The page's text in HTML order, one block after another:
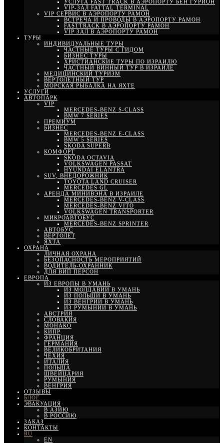
УСЛУГА FAST TRACK В АЭРОПОРТУ БЕН ГУРИОН
VIP-ЗАЛ FATTAL TERMINAL
VIP СЕРВИС В АЭРОПОРТУ РАМОН
ВСТРЕЧА И ПРОВОДЫ В АЭРОПОРТУ РАМОН
FASTTRACK В АЭРОПОРТУ РАМОН
VIP ЗАЛ В АЭРОПОРТУ РАМОН
ТУРЫ
ИНДИВИДУАЛЬНЫЕ ТУРЫ
ЧАСТНЫЕ ТУРЫ С ГИДОМ
БИЗНЕС ТУРЫ
ХРИСТИАНСКИЕ ТУРЫ ПО ИЗРАИЛЮ
ЧАСТНЫЙ ВИННЫЙ ТУР В ИЗРАИЛЕ
МЕДИЦИНСКИЙ ТУРИЗМ
ВЕРТОЛЕТНЫЙ ТУР
МОРСКАЯ РЫБАЛКА НА ЯХТЕ
УСЛУГИ
АВТОПАРК
VIP
MERCEDES-BENZ S-CLASS
BMW 7 SERIES
ПРЕМИУМ
БИЗНЕС
MERCEDES-BENZ E-CLASS
BMW 5 SERIES
SKODA SUPERB
КОМФОРТ
SKODA OCTAVIA
VOLKSWAGEN PASSAT
HYUNDAI ELANTRA
SUV, ВНЕДОРОЖНИК
TOYOTA LAND CRUISER
MERCEDES GL
АРЕНДА МИНИВЭНА В ИЗРАИЛЕ
MERCEDES-BENZ V-CLASS
MERCEDES-BENZ VITO
VOLKSWAGEN TRANSPORTER
МИКРОАВТОБУС
MERCEDES-BENZ SPRINTER
АВТОБУС
ВЕРТОЛЕТ
ЯХТА
ОХРАНА
ЛИЧНАЯ ОХРАНА
БЕЗОПАСНОСТЬ МЕРОПРИЯТИЙ
ВОДИТЕЛЬ-ОХРАННИК
ДЛЯ ВИП ПЕРСОН
ЕВРОПА
ИЗ ЕВРОПЫ В УМАНЬ
ИЗ МОЛДАВИИ В УМАНЬ
ИЗ ПОЛЬШИ В УМАНЬ
ИЗ ВЕНГРИИ В УМАНЬ
ИЗ РУМЫНИИ В УМАНЬ
АВСТРИЯ
СЛОВАКИЯ
МОНАКО
КИПР
ФРАНЦИЯ
ГЕРМАНИЯ
ВЕЛИКОБРИТАНИЯ
ЧЕХИЯ
ИТАЛИЯ
ПОЛЬША
ШВЕЙЦАРИЯ
РУМЫНИЯ
ВЕНГРИЯ
ОТЗЫВЫ
БЛОГ
ЭВАКУАЦИЯ
В АЗИЮ
В РОССИЮ
ЗАКАЗ
КОНТАКТЫ
RU
EN